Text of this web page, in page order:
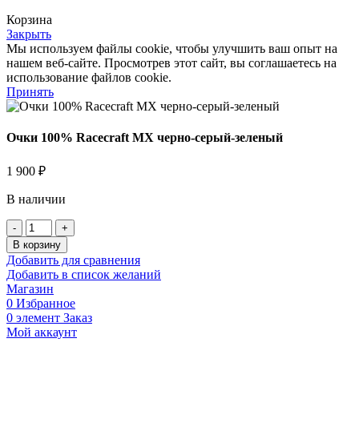
Корзина
Закрыть
Мы используем файлы cookie, чтобы улучшить ваш опыт на
нашем веб-сайте. Просмотрев этот сайт, вы соглашаетесь на
использование файлов cookie.
Принять
Очки 100% Racecraft MX черно-серый-зеленый
1 900 ₽
В наличии
Количество
товара
Очки
100%
Racecraft
MX
черно-
серый-
зеленый
В корзину
Добавить для сравнения
Добавить в список желаний
Магазин
0 Избранное
0 элемент Заказ
Мой аккаунт